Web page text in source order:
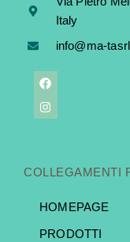
Italy
info@ma-
COLLEGAMENTI
HOMEPAGE
PRODOTTI